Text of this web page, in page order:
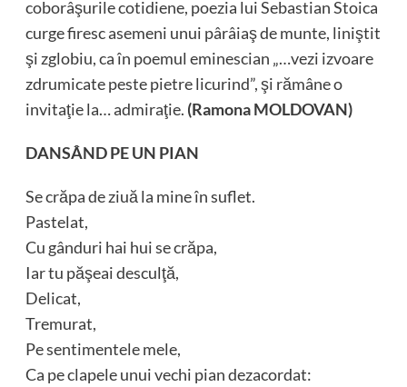
coborâşurile cotidiene, poezia lui Sebastian Stoica
curge firesc asemeni unui pârâiaş de munte, liniştit
şi zglobiu, ca în poemul eminescian „…vezi izvoare
zdrumicate peste pietre licurind”, şi rămâne o
invitaţie la… admiraţie. (Ramona MOLDOVAN)
DANSÂND PE UN PIAN
Se crăpa de ziuă la mine în suflet.
Pastelat,
Cu gânduri hai hui se crăpa,
Iar tu păşeai desculţă,
Delicat,
Tremurat,
Pe sentimentele mele,
Ca pe clapele unui vechi pian dezacordat: